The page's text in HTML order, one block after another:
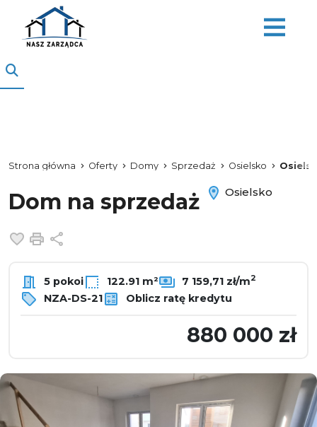
Strona główna Oferty Domy Sprzedaż Osielsko
Dom na sprzedaż Osielsko
Dodaj do ulubionych
Drukuj
5 pokoi 122.91 m² 7 159,71 zł/m2
NZA-DS-21 Oblicz ratę kredytu
880 000 zł